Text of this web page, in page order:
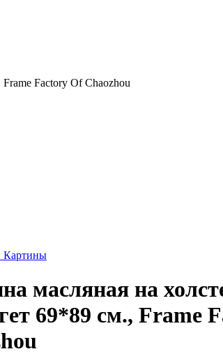
Factory Of Chaozhou
Картины
масляная на
69*89 см., Frame